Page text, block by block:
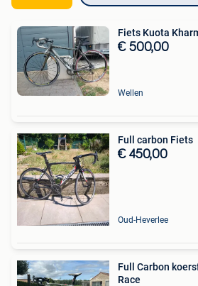
Fiets Kuota
€ 500,00
Wellen
Full carbon Fiets
€ 450,00
Oud-Heverlee
Full Carbon
Race